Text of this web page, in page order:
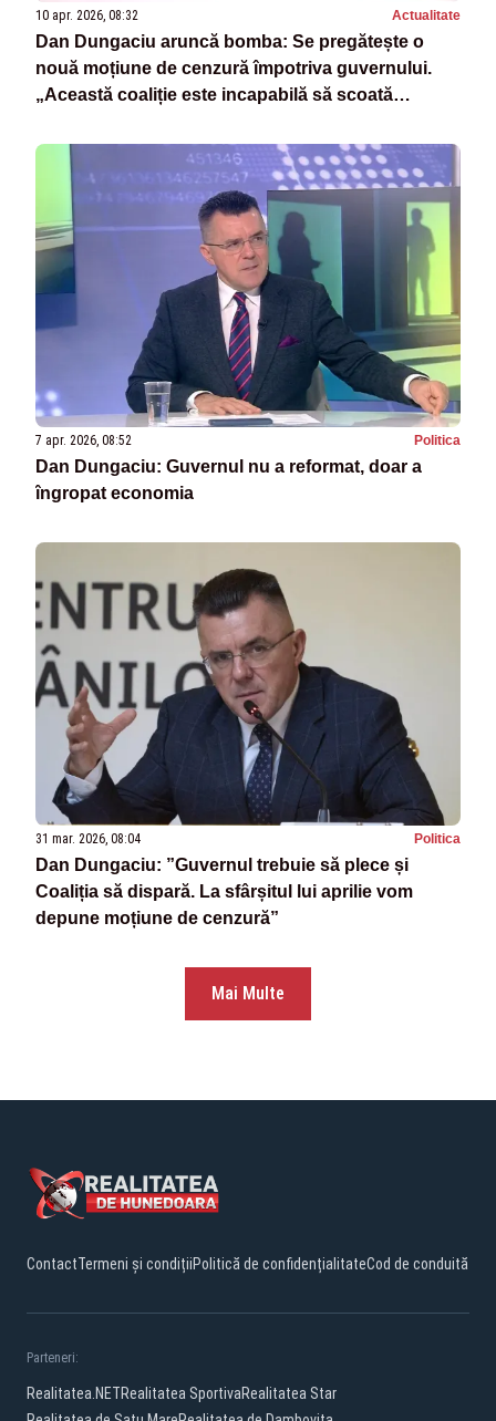
10 apr. 2026, 08:32 Actualitate
Dan Dungaciu aruncă bomba: Se pregătește o
nouă moțiune de cenzură împotriva guvernului.
„Această coaliție este incapabilă să scoată
7 apr. 2026, 08:52 Politica
Dan Dungaciu: Guvernul nu a reformat, doar a
îngropat economia
31 mar. 2026, 08:04 Politica
Dan Dungaciu: ”Guvernul trebuie să plece și
Coaliția să dispară. La sfârșitul lui aprilie vom
depune moțiune de cenzură”
Mai Multe
ContactTermeni și condițiiPolitică de confidențialitateCod de conduită
Parteneri:
Realitatea.NETRealitatea SportivaRealitatea Star